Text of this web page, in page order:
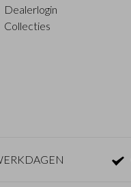
Dealerlogin
Collecties